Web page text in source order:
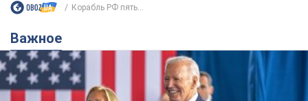
Супруга тяжелобольного Джо Байдена
назвала первый симптом, который